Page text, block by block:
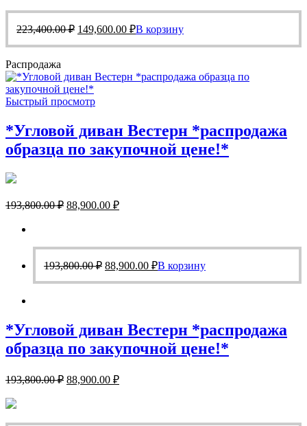
223,400.00₽ Первоначальная
составляла
149,600.00 ₽Текущая
цена:
В корзину
Распродажа
Быстрый просмотр
*Угловой диван Вестерн *распродажа
образца по закупочной цене!*
193,800.00₽ Первоначальная
88,900.00 ₽Текущая
193,800.00₽ Первоначальная
составляла
88,900.00 ₽Текущая
цена:
В корзину
*Угловой диван Вестерн *распродажа
образца по закупочной цене!*
193,800.00₽ Первоначальная
88,900.00 ₽Текущая